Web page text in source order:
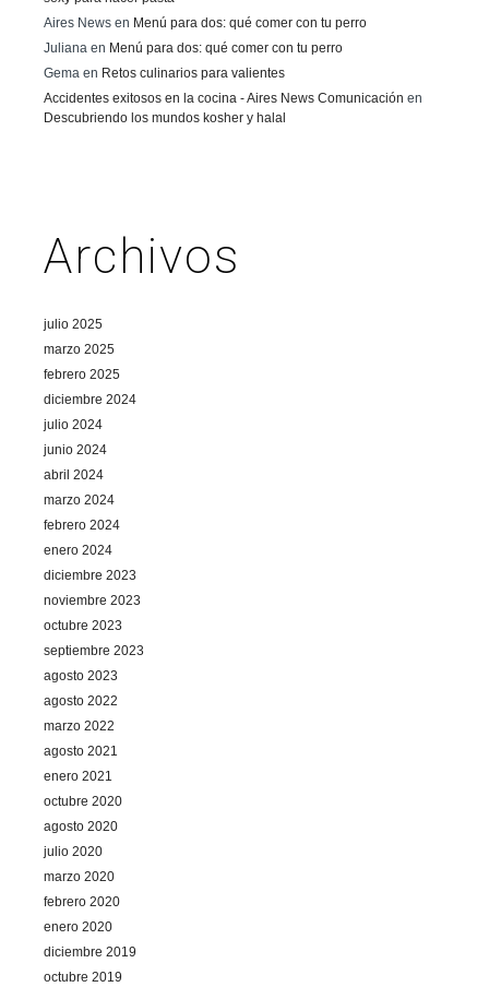
Aires News en Menú para dos: qué comer con tu perro
Juliana en Menú para dos: qué comer con tu perro
Gema en Retos culinarios para valientes
Accidentes exitosos en la cocina - Aires News Comunicación en
Descubriendo los mundos kosher y halal
Archivos
julio 2025
marzo 2025
febrero 2025
diciembre 2024
julio 2024
junio 2024
abril 2024
marzo 2024
febrero 2024
enero 2024
diciembre 2023
noviembre 2023
octubre 2023
septiembre 2023
agosto 2023
agosto 2022
marzo 2022
agosto 2021
enero 2021
octubre 2020
agosto 2020
julio 2020
marzo 2020
febrero 2020
enero 2020
diciembre 2019
octubre 2019